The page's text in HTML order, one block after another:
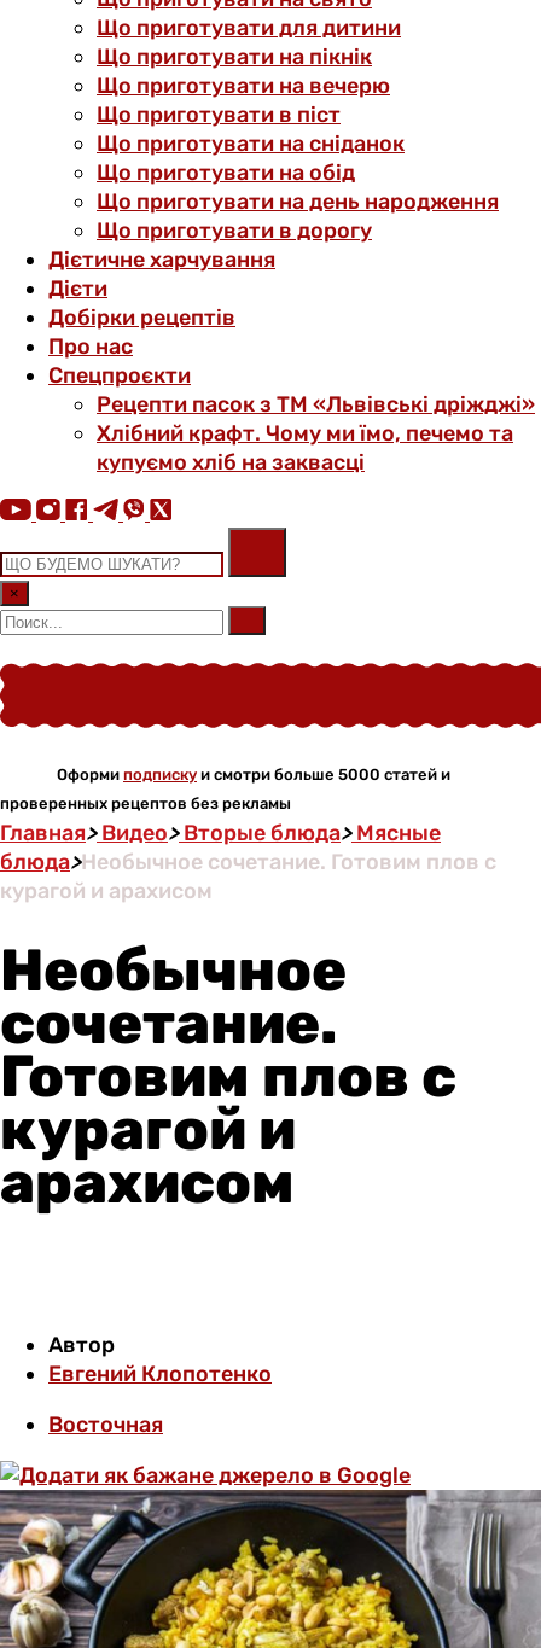
Що приготувати для дитини
Що приготувати на пікнік
Що приготувати на вечерю
Що приготувати в піст
Що приготувати на сніданок
Що приготувати на обід
Що приготувати на день народження
Що приготувати в дорогу
Дієтичне харчування
Дієти
Добірки рецептів
Про нас
Спецпроєкти
Рецепти пасок з ТМ «Львівські дріжджі»
Хлібний крафт. Чому ми їмо, печемо та
купуємо хліб на заквасці
×
Оформи подписку и смотри больше 5000 статей и
проверенных рецептов без рекламы
Главная>Видео>Вторые блюда>Мясные
блюда>Необычное сочетание. Готовим плов с
курагой и арахисом
Необычное
сочетание.
Готовим плов с
курагой и
арахисом
Автор
Евгений Клопотенко
Восточная